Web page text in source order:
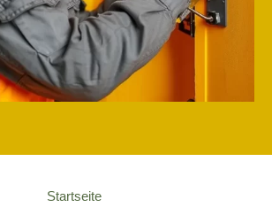
Startseite